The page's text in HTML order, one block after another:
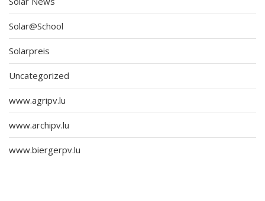
Solar@School
Solarpreis
Uncategorized
www.agripv.lu
www.archipv.lu
www.biergerpv.lu